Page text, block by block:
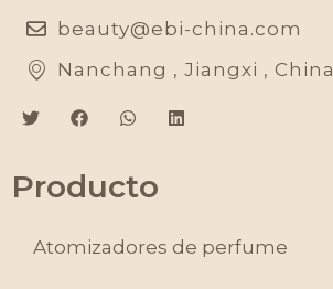
beauty@ebi-china.com
Nanchang , Jiangxi , China
Producto
Atomizadores de perfume